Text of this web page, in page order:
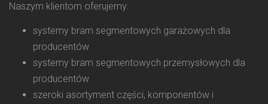
Naszym klientom oferujemy:
systemy bram segmentowych garażowych dla
producentów
systemy bram segmentowych przemysłowych dla
producentów
szeroki asortyment części, komponentów i